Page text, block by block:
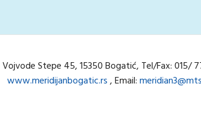
Stepe 45, 15350 Bogatić, Tel/Fax:
www.meridijanbogatic.rs, Email: